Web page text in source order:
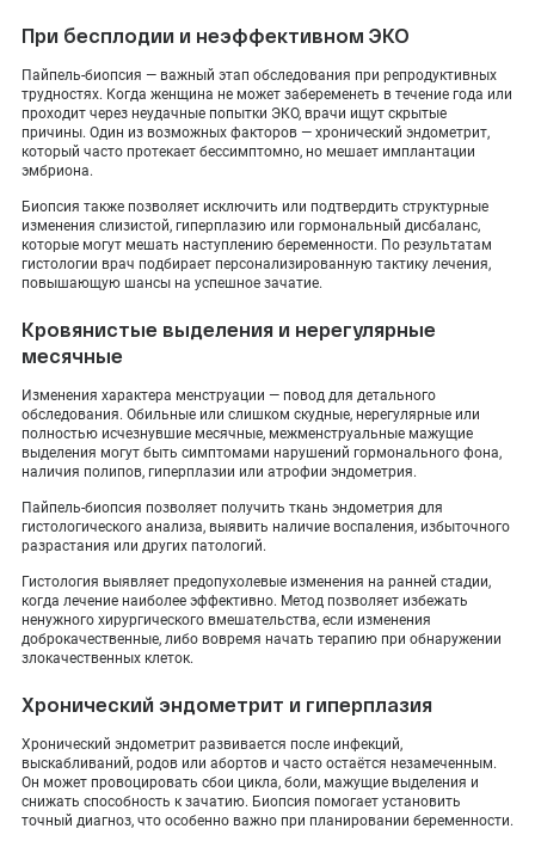
При бесплодии и неэффективном ЭКО
Пайпель-биопсия — важный этап обследования при репродуктивных
трудностях. Когда женщина не может забеременеть в течение года или
проходит через неудачные попытки ЭКО, врачи ищут скрытые
причины. Один из возможных факторов — хронический эндометрит,
который часто протекает бессимптомно, но мешает имплантации
эмбриона.
Биопсия также позволяет исключить или подтвердить структурные
изменения слизистой, гиперплазию или гормональный дисбаланс,
которые могут мешать наступлению беременности. По результатам
гистологии врач подбирает персонализированную тактику лечения,
повышающую шансы на успешное зачатие.
Кровянистые выделения и нерегулярные
месячные
Изменения характера менструации — повод для детального
обследования. Обильные или слишком скудные, нерегулярные или
полностью исчезнувшие месячные, межменструальные мажущие
выделения могут быть симптомами нарушений гормонального фона,
наличия полипов, гиперплазии или атрофии эндометрия.
Пайпель-биопсия позволяет получить ткань эндометрия для
гистологического анализа, выявить наличие воспаления, избыточного
разрастания или других патологий.
Гистология выявляет предопухолевые изменения на ранней стадии,
когда лечение наиболее эффективно. Метод позволяет избежать
ненужного хирургического вмешательства, если изменения
доброкачественные, либо вовремя начать терапию при обнаружении
злокачественных клеток.
Хронический эндометрит и гиперплазия
Хронический эндометрит развивается после инфекций,
выскабливаний, родов или абортов и часто остаётся незамеченным.
Он может провоцировать сбои цикла, боли, мажущие выделения и
снижать способность к зачатию. Биопсия помогает установить
точный диагноз, что особенно важно при планировании беременности.